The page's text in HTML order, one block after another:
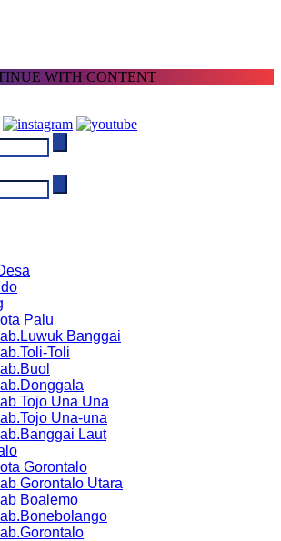
WITH CONTENT
Palu
Banggai
Toli
Tojo Una Una
Una-una
Laut
Gorontalo
Gorontalo Utara
Boalemo